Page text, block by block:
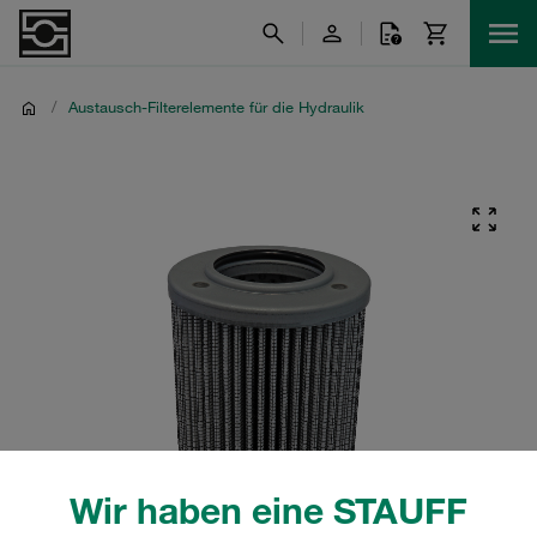
Wir haben eine STAUFF
/ Austausch-Filterelemente für die Hydraulik